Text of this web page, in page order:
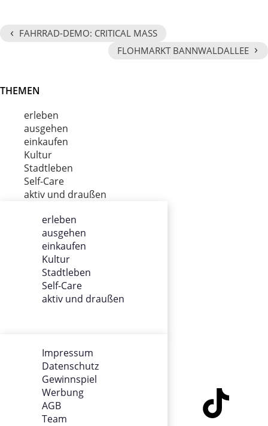
‹ FAHRRAD-DEMO: CRITICAL MASS
FLOHMARKT BANNWALDALLEE ›
THEMEN
erleben
ausgehen
einkaufen
Kultur
Stadtleben
Self-Care
aktiv und draußen
erleben
ausgehen
einkaufen
Kultur
Stadtleben
Self-Care
aktiv und draußen
ÜBER UNS
Impressum
Datenschutz
Gewinnspiel
Werbung
Impressum
Datenschutz
Gewinnspiel
Werbung
AGB
Team